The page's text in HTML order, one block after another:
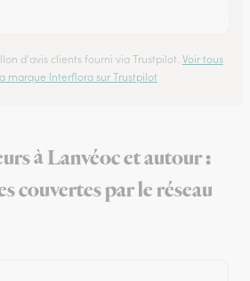
d'avis clients fourni via Trustpilot. Voir tous
marque Interflora sur Trustpilot
à Lanvéoc et autour :
couvertes par le réseau